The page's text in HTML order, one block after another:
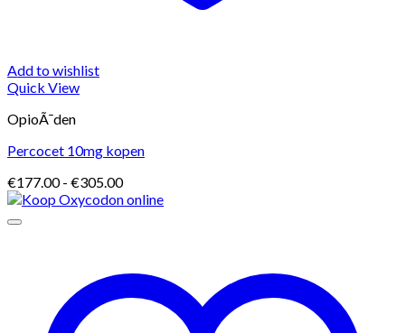
Add to wishlist
Quick View
OpioÃ¯den
Percocet 10mg kopen
€177.00 - €305.00Prijsklasse:
€177.00